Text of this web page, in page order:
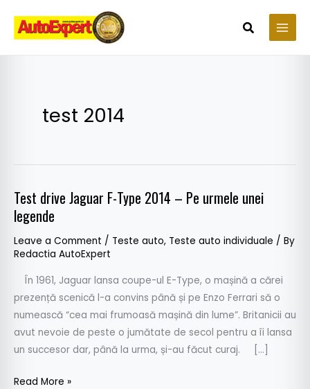
content
Search
test 2014
Test drive Jaguar F-Type 2014 – Pe urmele unei
legende
Leave a Comment / Teste auto, Teste auto individuale / By
Redactia AutoExpert
În 1961, Jaguar lansa coupe-ul E-Type, o mașină a cărei
prezență scenică l-a convins până și pe Enzo Ferrari să o
numească “cea mai frumoasă mașină din lume”. Britanicii au
avut nevoie de peste o jumătate de secol pentru a îi lansa
un succesor dar, până la urma, și-au făcut curaj. […]
Test
drive
F-
2014
–
Pe
urmele
unei
Read More »